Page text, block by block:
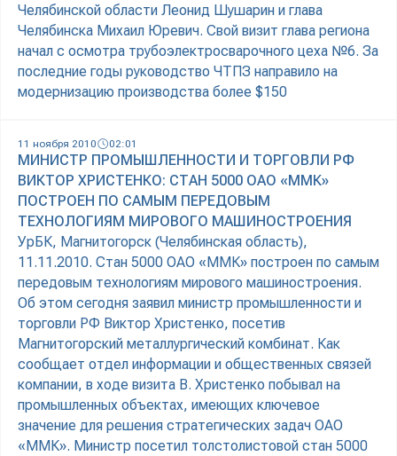
Челябинской области Леонид Шушарин и глава
Челябинска Михаил Юревич. Свой визит глава региона
начал с осмотра трубоэлектросварочного цеха №6. За
последние годы руководство ЧТПЗ направило на
модернизацию производства более $150
11 ноября 2010 02:01
МИНИСТР ПРОМЫШЛЕННОСТИ И ТОРГОВЛИ РФ
ВИКТОР ХРИСТЕНКО: СТАН 5000 ОАО «ММК»
ПОСТРОЕН ПО САМЫМ ПЕРЕДОВЫМ
ТЕХНОЛОГИЯМ МИРОВОГО МАШИНОСТРОЕНИЯ
УрБК, Магнитогорск (Челябинская область),
11.11.2010. Стан 5000 ОАО «ММК» построен по самым
передовым технологиям мирового машиностроения.
Об этом сегодня заявил министр промышленности и
торговли РФ Виктор Христенко, посетив
Магнитогорский металлургический комбинат. Как
сообщает отдел информации и общественных связей
компании, в ходе визита В. Христенко побывал на
промышленных объектах, имеющих ключевое
значение для решения стратегических задач ОАО
«ММК». Министр посетил толстолистовой стан 5000